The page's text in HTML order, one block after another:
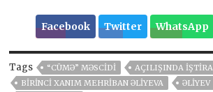
Facebook Twitter WhatsApp
Tags “CÜMƏ” MƏSCIDI
AÇILIŞINDA
BIRINCI XANIM MEHRIBAN ƏLIYEVA
ƏLIYEV